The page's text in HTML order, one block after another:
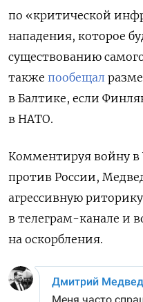
по «критической
нападения, которое
существованию
также пообещал
в Балтике, если
в НАТО.
Комментируя войну в
против России,
агрессивную
в телеграм-канале и
на оскорбления.